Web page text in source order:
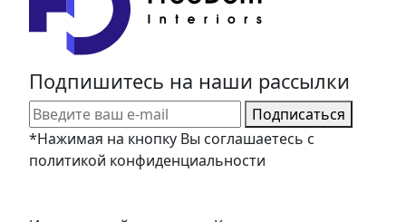
Подпишитесь на наши рассылки
Подписаться
*Нажимая на кнопку Вы соглашаетесь с
политикой конфиденциальности